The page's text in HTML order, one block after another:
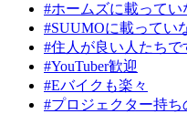
#ホームズに載ってい
#SUUMOに載ってい
#住人が良い人たちで
#YouTuber歓迎
#Eバイクも楽々
#プロジェクター持ち